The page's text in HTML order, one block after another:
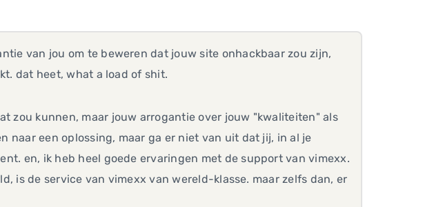
van jou om te beweren dat jouw site onhackbaar zou zijn,
dat heet, what a load of shit.
zou kunnen, maar jouw arrogantie over jouw "kwaliteiten" als
naar een oplossing, maar ga er niet van uit dat jij, in al je
en, ik heb heel goede ervaringen met de support van vimexx.
is de service van vimexx van wereld-klasse. maar zelfs dan, er